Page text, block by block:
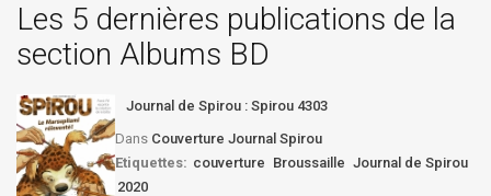
Les 5 dernières publications de la
section Albums BD
Journal de Spirou : Spirou 4303
Dans Couverture Journal Spirou
Etiquettes: couverture Broussaille Journal de Spirou
2020